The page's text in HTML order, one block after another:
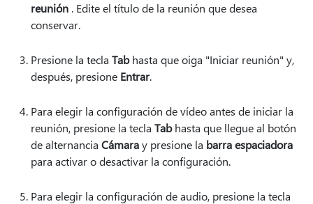
reunión . Edite el título de la reunión que desea
conservar.
Presione la tecla Tabhasta que oiga "Iniciar reunión" y,
después, presione Entrar.
Para elegir la configuración de vídeo antes de iniciar la
reunión, presione la tecla Tabhasta que llegue al botón
de alternancia Cámaray presione la barra espaciadora
para activar o desactivar la configuración.
Para elegir la configuración de audio, presione la tecla